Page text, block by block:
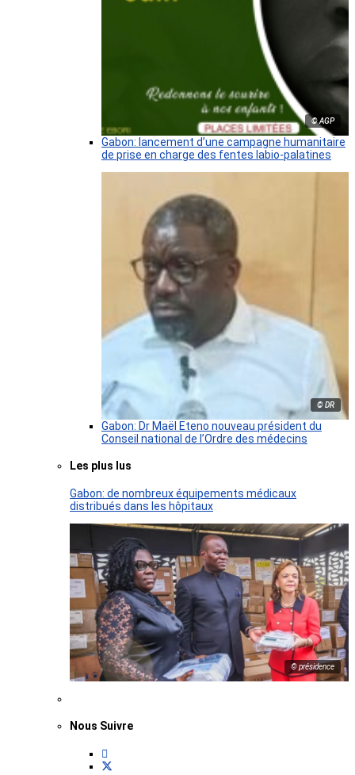
© AGP
Gabon: lancement d’une campagne humanitaire
de prise en charge des fentes labio-palatines
© DR
Gabon: Dr Maël Eteno nouveau président du
Conseil national de l’Ordre des médecins
Les plus lus
Gabon: de nombreux équipements médicaux
distribués dans les hôpitaux
© présidence
Nous Suivre